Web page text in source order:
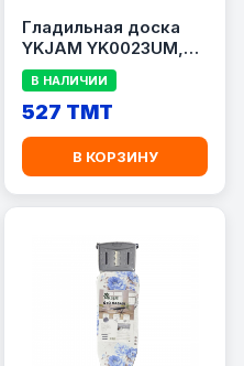
Гладильная доска
YKJAM YK0023UM,
148×24×46 см
В НАЛИЧИИ
527 TMT
В КОРЗИНУ